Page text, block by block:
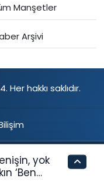
Manşetler
Arşivi
hakkı saklıdır.
yok
‘Ben